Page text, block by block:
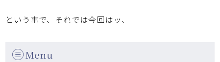
という事で、それでは今回はッ、
Menu